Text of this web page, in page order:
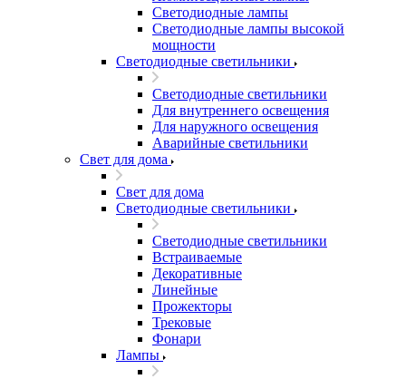
Светодиодные лампы
Светодиодные лампы высокой
мощности
Светодиодные светильники
Светодиодные светильники
Для внутреннего освещения
Для наружного освещения
Аварийные светильники
Свет для дома
Свет для дома
Светодиодные светильники
Светодиодные светильники
Встраиваемые
Декоративные
Линейные
Прожекторы
Трековые
Фонари
Лампы